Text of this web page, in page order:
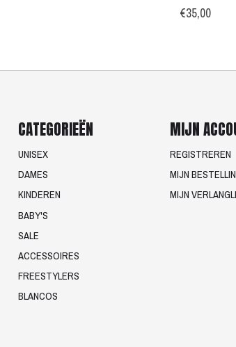
€35,00
CATEGORIEËN
UNISEX
DAMES
KINDEREN
BABY'S
SALE
ACCESSOIRES
FREESTYLERS
BLANCOS
MIJN
REGISTREREN
MIJN
MIJN